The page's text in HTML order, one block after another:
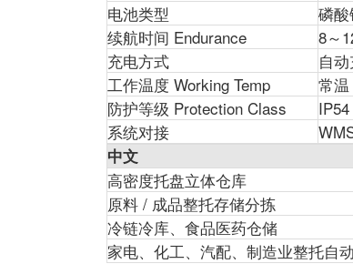
电池类型
磷
续航时间 Endurance
8～
充电方式
自
工作温度 Working Temp
常
防护等级 Protection Class
IP54
系统对接
中文
高密度托盘立体仓库
原料 / 成品整托存储分拣
冷链冷库、食品医药仓储
家电、化工、汽配、制造业整托自